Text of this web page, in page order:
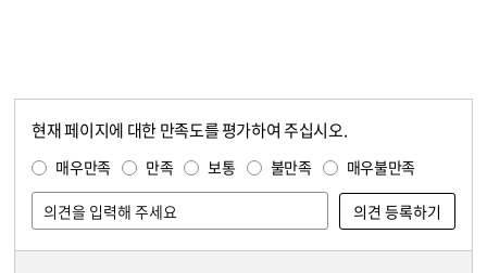
현재 페이지에 대한 만족도를 평가하여 주십시오.
매우만족 만족 보통 불만족 매우불만족